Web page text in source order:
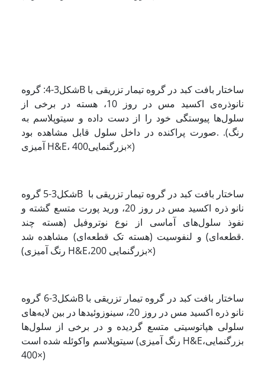
شکل3-4: گروهB ساختار بافت کبد در گروه تیمار تزریقی با
نانوذره‌ی اکسید مس در روز 10، هسته در برخی از
سلول‌ها پیوستگی خود را از دست داده و سیتوپلاسم به
صورت پراکنده در داخل سلول قابل مشاهده بود. .(رنگ
آمیزی H&E، بزرگنمایی400×)
شکل3-5 گروهB ساختار بافت کبد در گروه تیمار تزریقی با
نانو ذره اکسید مس در روز 20، ورید پورت متسع گشته و
نفوذ سلول‌های آماسی از نوع نوتروفیل (هسته چند
قطعه‌ای) و لنفوسیت (هسته تک قطعه‌ای) مشاهده شد.
(رنگ آمیزی H&E،بزرگنمایی 200×)
شکل3-6 گروهB ساختار بافت کبد در گروه تیمار تزریقی با
نانو ذره اکسید مس در روز 20، سینوزوئیدها در بین لایه‌های
سلولی هپاتوسیتی متسع گردیده و در برخی از سلول‌ها
سیتوپلاسم واکوئله شده است (رنگ آمیزی H&E،بزرگنمایی
400×)